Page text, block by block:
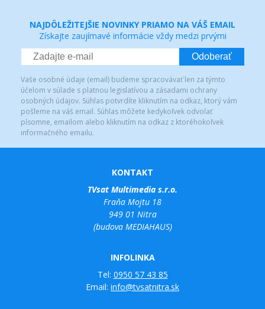
NAJDÔLEŽITEJŠIE NOVINKY PRIAMO NA VÁŠ EMAIL
Získajte zaujímavé informácie vždy medzi prvými
Odoberať
Vaše osobné údaje (email) budeme spracovávať len za týmto
účelom v súlade s platnou legislatívou a zásadami ochrany
osobných údajov. Súhlas potvrdíte kliknutím na odkaz, ktorý vám
pošleme na váš email. Súhlas môžete kedykoľvek odvolať
písomne, emailom alebo kliknutím na odkaz z ktoréhokoľvek
informačného emailu.
KONTAKT
TVsat Multimedia s.r.o.
Fraňa Mojtu 18
949 01 Nitra
(budova MEDIAHAUS)
INFOLINKA
Tel: 0950 57 43 85
Email: info@tvsatnitra.sk